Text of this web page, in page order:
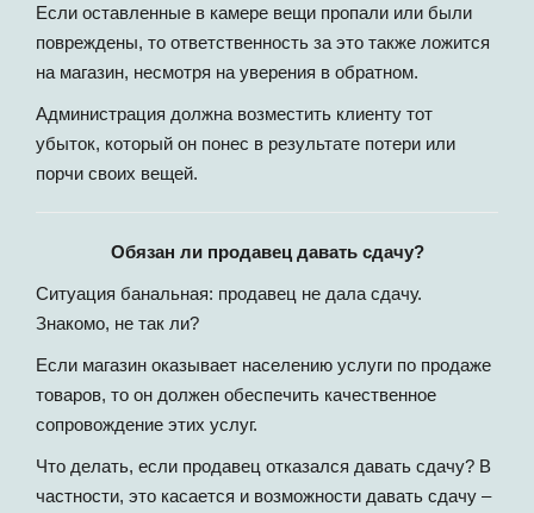
Если оставленные в камере вещи пропали или были
повреждены, то ответственность за это также ложится
на магазин, несмотря на уверения в обратном.
Администрация должна возместить клиенту тот
убыток, который он понес в результате потери или
порчи своих вещей.
Обязан ли продавец давать сдачу?
Ситуация банальная: продавец не дала сдачу.
Знакомо, не так ли?
Если магазин оказывает населению услуги по продаже
товаров, то он должен обеспечить качественное
сопровождение этих услуг.
Что делать, если продавец отказался давать сдачу? В
частности, это касается и возможности давать сдачу –